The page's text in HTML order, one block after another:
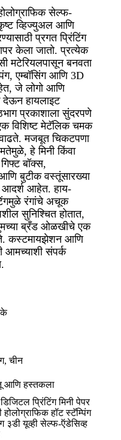
सेल्फ-
व्हिज्युअल आणि
प्रगत प्रिंटिंग
केला जातो. प्रत्येक
मटेरियलपासून बनवता
एम्बॉसिंग आणि 3D
जे लोगो आणि
हायलाइट
प्रकाशाला सुंदरपणे
विशिष्ट मेटॅलिक चमक
मजबूत चिकटपणा
हे मिनी किंवा
बॉक्स,
बुटीक वस्तूंसारख्या
आदर्श आहेत. हाय-
रंगांचे अचूक
सुनिश्चित होतात,
ब्रँड ओळखीचे एक
कस्टमायझेशन आणि
आमच्याशी संपर्क
चीन
आणि हस्तकला
प्रिंटिंग मिनी पेपर
होलोग्राफिक हॉट स्टॅम्पिंग
३डी यूव्ही सेल्फ-ऍडेसिव्ह